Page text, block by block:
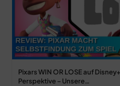
Pixars WIN OR LOSE auf
Perspektive – Unsere…